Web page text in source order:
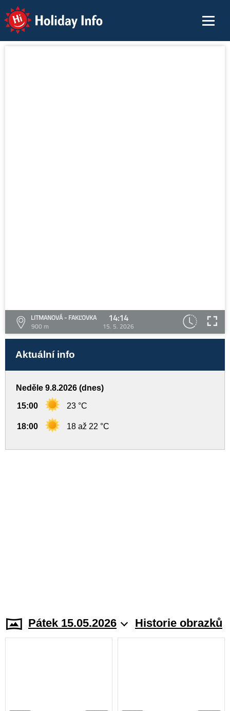
Holiday Info
LITMANOVÁ - FAKĽOVKA
900 m
14:14
15. 5. 2026
Aktuální info
Neděle 9.8.2026 (dnes)
15:00 23 °C
18:00 18 až 22 °C
Pátek 15.05.2026 Historie obrazků